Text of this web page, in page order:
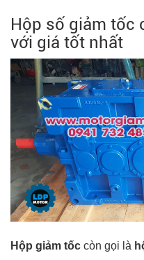
Hộp số giảm tốc
với giá tốt nhất
Hộp giảm tốc còn gọi là